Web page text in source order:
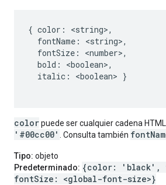
{ color: <string>,
  fontName: <string>,
  fontSize: <number>,
  bold: <boolean>,
  italic: <boolean> }
colorpuede ser cualquier cadena
'#00cc00'
. Consulta también
Tipo: objeto
Predeterminado: {color: 'black',
fontSize: <global-font-size>}